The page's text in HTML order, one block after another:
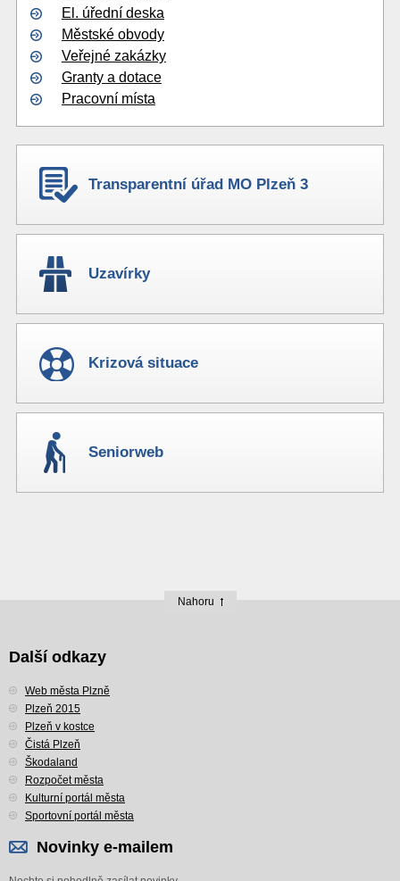
El. úřední deska
Městské obvody
Veřejné zakázky
Granty a dotace
Pracovní místa
Transparentní úřad MO Plzeň 3
Uzavírky
Krizová situace
Seniorweb
Nahoru
Další odkazy
Web města Plzně
Plzeň 2015
Plzeň v kostce
Čistá Plzeň
Škodaland
Rozpočet města
Kulturní portál města
Sportovní portál města
Novinky e-mailem